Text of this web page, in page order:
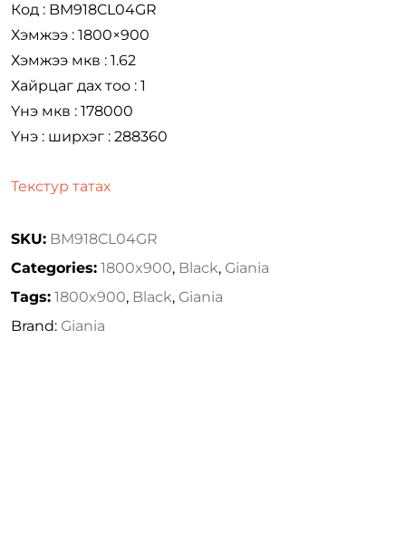
Код : BM918CL04GR
Хэмжээ : 1800×900
Хэмжээ мкв : 1.62
Хайрцаг дах тоо : 1
Үнэ мкв : 178000
Үнэ : ширхэг : 288360
Текстур татах
SKU: BM918CL04GR
Categories: 1800x900, Black, Giania
Tags: 1800x900, Black, Giania
Brand: Giania